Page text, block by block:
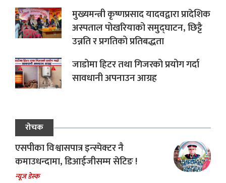
मुख्यमन्त्री कृष्णप्रसाद यादवद्वारा प्रादेशिक
अस्पताल पोखरियाको समुद्घाटन, छिट्टै
उन्नति र प्रगतिको प्रतिबद्धता
जाडोमा हिटर तथा गिजरको प्रयोग गर्दा
सावधानी अपनाउन आग्रह
रोचक
एसपीका विश्वासपात्र इन्स्पेक्टर नै
कमाउधन्दामा, डिआईजीसम्म सेटिङ !
न्यूज डेस्क